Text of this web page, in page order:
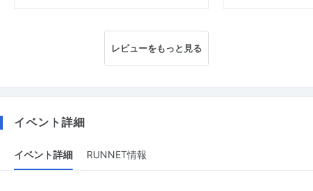
レビューをもっと見る
イベント詳細
イベント詳細 RUNNET情報